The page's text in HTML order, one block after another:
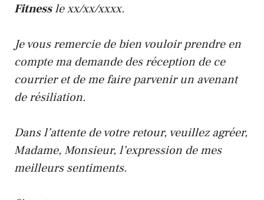
Fitnessle xx/xx/xxxx.
Je vous remercie de bien vouloir prendre en
compte ma demande des réception de ce
courrier et de me faire parvenir un avenant
de résiliation.
Dans l’attente de votre retour, veuillez agréer,
Madame, Monsieur, l’expression de mes
meilleurs sentiments.